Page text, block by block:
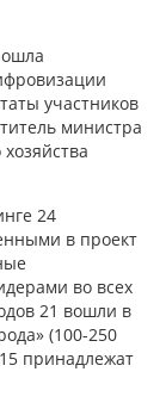
участников
министра
24
в проект
во всех
21 вошли в
(100-250
принадлежат